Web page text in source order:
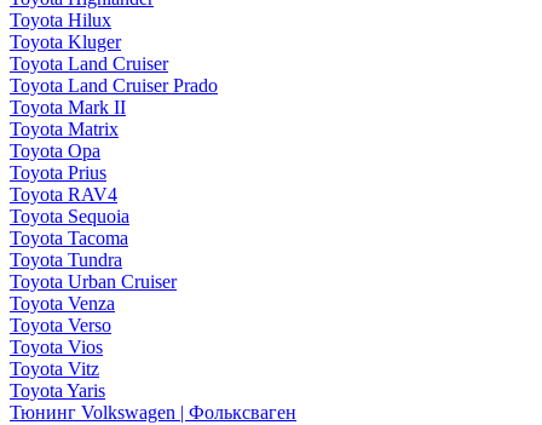
Toyota Hilux
Toyota Kluger
Toyota Land Cruiser
Toyota Land Cruiser Prado
Toyota Mark II
Toyota Matrix
Toyota Opa
Toyota Prius
Toyota RAV4
Toyota Sequoia
Toyota Tacoma
Toyota Tundra
Toyota Urban Cruiser
Toyota Venza
Toyota Verso
Toyota Vios
Toyota Vitz
Toyota Yaris
Тюнинг Volkswagen | Фольксваген